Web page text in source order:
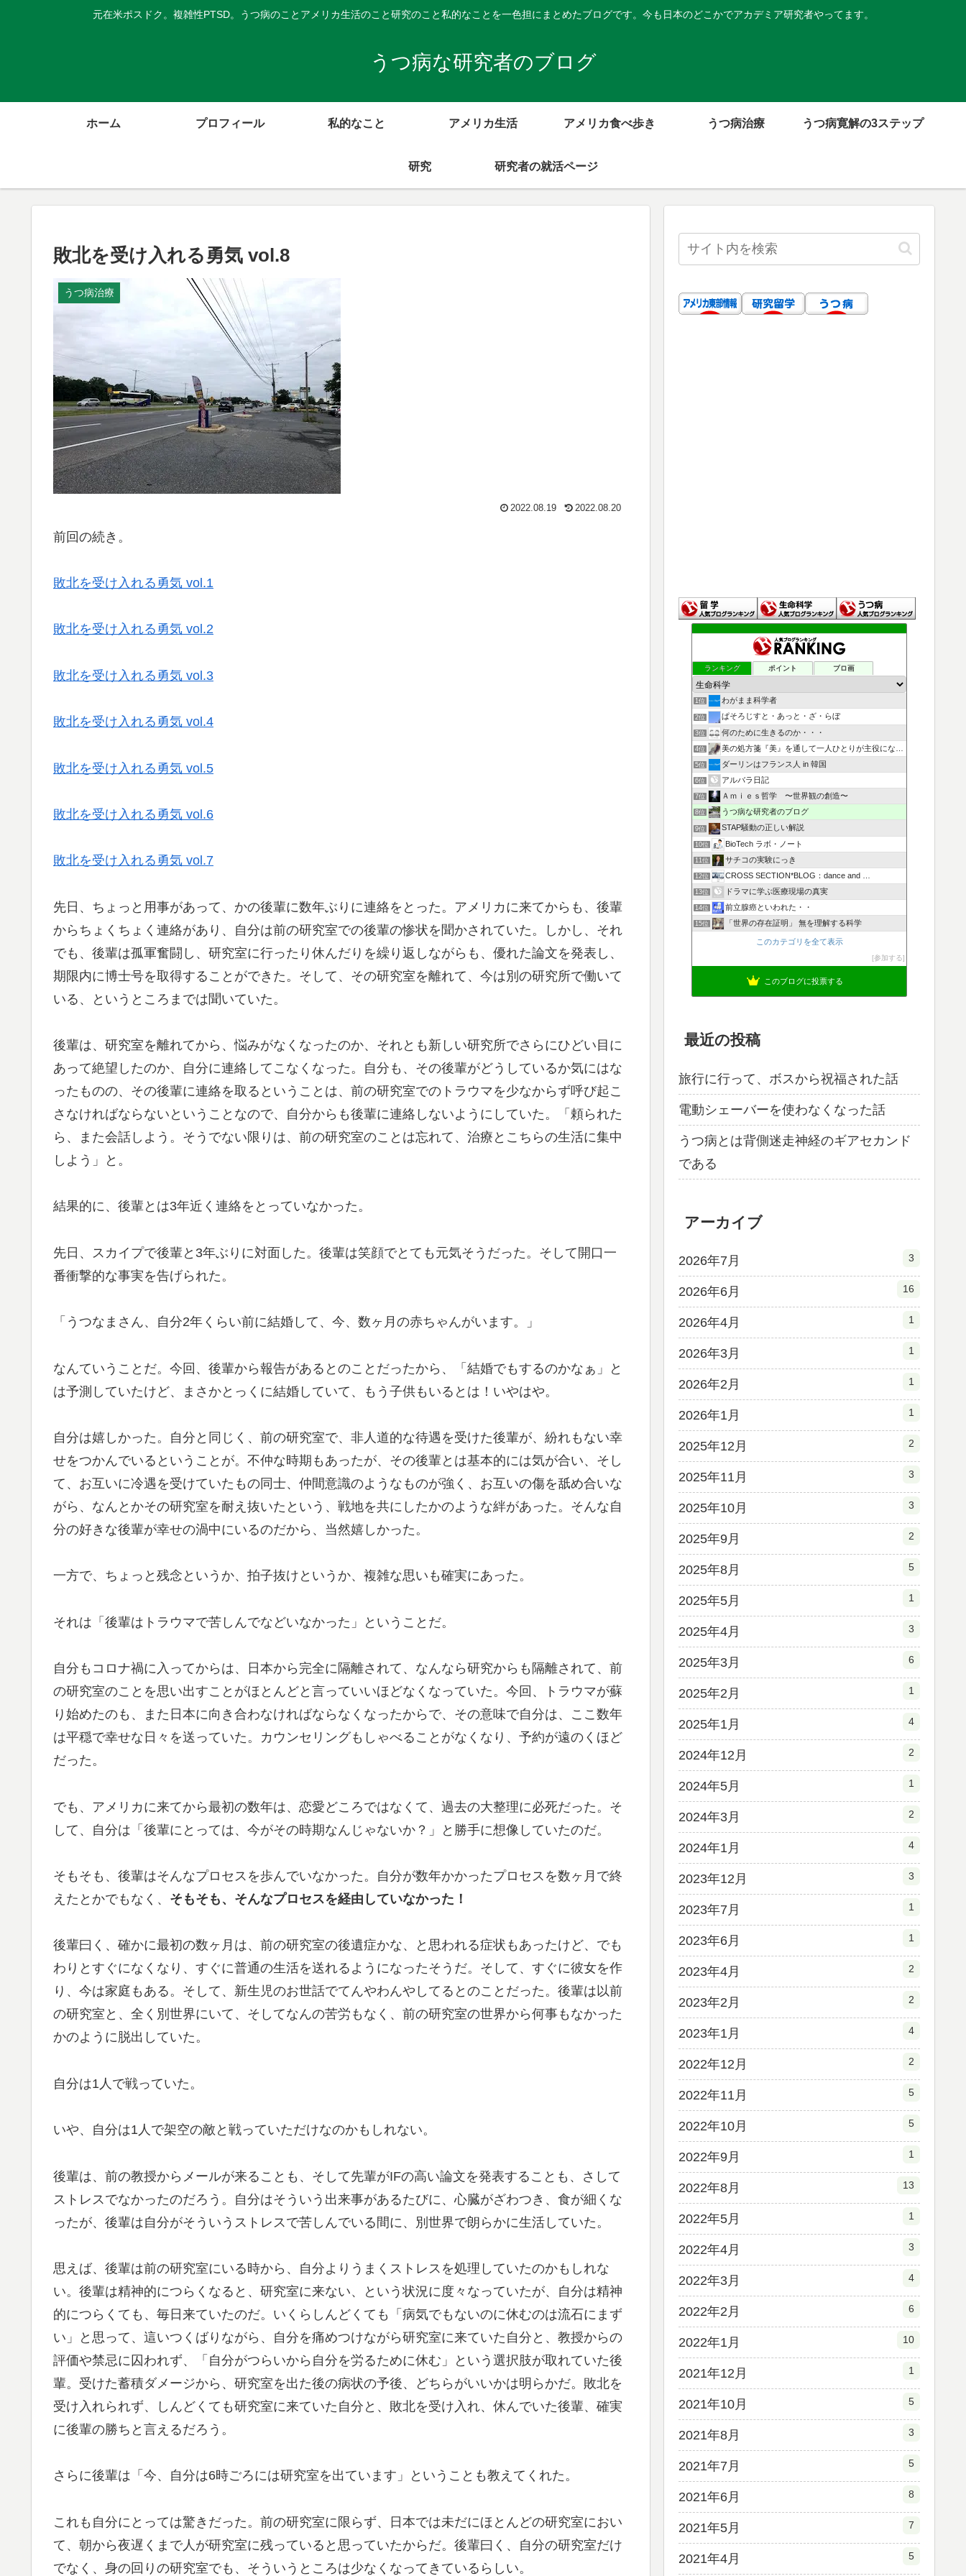
元在米ポスドク。複雑性PTSD。うつ病のことアメリカ生活のこと研究のこと私的なことを一色担にまとめたブログです。今も日本のどこかでアカデミア研究者やってます。
うつ病な研究者のブログ
ホーム プロフィール 私的なこと アメリカ生活 アメリカ食べ歩き うつ病治療 うつ病寛解の3ステップ
研究 研究者の就活ページ
敗北を受け入れる勇気 vol.8
うつ病治療
2022.08.19 2022.08.20
前回の続き。
敗北を受け入れる勇気 vol.1
敗北を受け入れる勇気 vol.2
敗北を受け入れる勇気 vol.3
敗北を受け入れる勇気 vol.4
敗北を受け入れる勇気 vol.5
敗北を受け入れる勇気 vol.6
敗北を受け入れる勇気 vol.7
先日、ちょっと用事があって、かの後輩に数年ぶりに連絡をとった。アメリカに来てからも、後輩
からちょくちょく連絡があり、自分は前の研究室での後輩の惨状を聞かされていた。しかし、それ
でも、後輩は孤軍奮闘し、研究室に行ったり休んだりを繰り返しながらも、優れた論文を発表し、
期限内に博士号を取得することができた。そして、その研究室を離れて、今は別の研究所で働いて
いる、というところまでは聞いていた。
後輩は、研究室を離れてから、悩みがなくなったのか、それとも新しい研究所でさらにひどい目に
あって絶望したのか、自分に連絡してこなくなった。自分も、その後輩がどうしているか気にはな
ったものの、その後輩に連絡を取るということは、前の研究室でのトラウマを少なからず呼び起こ
さなければならないということなので、自分からも後輩に連絡しないようにしていた。「頼られた
ら、また会話しよう。そうでない限りは、前の研究室のことは忘れて、治療とこちらの生活に集中
しよう」と。
結果的に、後輩とは3年近く連絡をとっていなかった。
先日、スカイプで後輩と3年ぶりに対面した。後輩は笑顔でとても元気そうだった。そして開口一
番衝撃的な事実を告げられた。
「うつなまさん、自分2年くらい前に結婚して、今、数ヶ月の赤ちゃんがいます。」
なんていうことだ。今回、後輩から報告があるとのことだったから、「結婚でもするのかなぁ」と
は予測していたけど、まさかとっくに結婚していて、もう子供もいるとは！いやはや。
自分は嬉しかった。自分と同じく、前の研究室で、非人道的な待遇を受けた後輩が、紛れもない幸
せをつかんでいるということが。不仲な時期もあったが、その後輩とは基本的には気が合い、そし
て、お互いに冷遇を受けていたもの同士、仲間意識のようなものが強く、お互いの傷を舐め合いな
がら、なんとかその研究室を耐え抜いたという、戦地を共にしたかのような絆があった。そんな自
分の好きな後輩が幸せの渦中にいるのだから、当然嬉しかった。
一方で、ちょっと残念というか、拍子抜けというか、複雑な思いも確実にあった。
それは「後輩はトラウマで苦しんでなどいなかった」ということだ。
自分もコロナ禍に入ってからは、日本から完全に隔離されて、なんなら研究からも隔離されて、前
の研究室のことを思い出すことがほとんどと言っていいほどなくなっていた。今回、トラウマが蘇
り始めたのも、また日本に向き合わなければならなくなったからで、その意味で自分は、ここ数年
は平穏で幸せな日々を送っていた。カウンセリングもしゃべることがなくなり、予約が遠のくほど
だった。
でも、アメリカに来てから最初の数年は、恋愛どころではなくて、過去の大整理に必死だった。そ
して、自分は「後輩にとっては、今がその時期なんじゃないか？」と勝手に想像していたのだ。
そもそも、後輩はそんなプロセスを歩んでいなかった。自分が数年かかったプロセスを数ヶ月で終
えたとかでもなく、 そもそも、そんなプロセスを経由していなかった！
後輩曰く、確かに最初の数ヶ月は、前の研究室の後遺症かな、と思われる症状もあったけど、でも
わりとすぐになくなり、すぐに普通の生活を送れるようになったそうだ。そして、すぐに彼女を作
り、今は家庭もある。そして、新生児のお世話でてんやわんやしてるとのことだった。後輩は以前
の研究室と、全く別世界にいて、そしてなんの苦労もなく、前の研究室の世界から何事もなかった
かのように脱出していた。
自分は1人で戦っていた。
いや、自分は1人で架空の敵と戦っていただけなのかもしれない。
後輩は、前の教授からメールが来ることも、そして先輩がIFの高い論文を発表することも、さして
ストレスでなかったのだろう。自分はそういう出来事があるたびに、心臓がざわつき、食が細くな
ったが、後輩は自分がそういうストレスで苦しんでいる間に、別世界で朗らかに生活していた。
思えば、後輩は前の研究室にいる時から、自分よりうまくストレスを処理していたのかもしれな
い。後輩は精神的につらくなると、研究室に来ない、という状況に度々なっていたが、自分は精神
的につらくても、毎日来ていたのだ。いくらしんどくても「病気でもないのに休むのは流石にまず
い」と思って、這いつくばりながら、自分を痛めつけながら研究室に来ていた自分と、教授からの
評価や禁忌に囚われず、「自分がつらいから自分を労るために休む」という選択肢が取れていた後
輩。受けた蓄積ダメージから、研究室を出た後の病状の予後、どちらがいいかは明らかだ。敗北を
受け入れられず、しんどくても研究室に来ていた自分と、敗北を受け入れ、休んでいた後輩、確実
に後輩の勝ちと言えるだろう。
さらに後輩は「今、自分は6時ごろには研究室を出ています」ということも教えてくれた。
これも自分にとっては驚きだった。前の研究室に限らず、日本では未だにほとんどの研究室におい
て、朝から夜遅くまで人が研究室に残っていると思っていたからだ。後輩曰く、自分の研究室だけ
でなく、身の回りの研究室でも、そういうところは少なくなってきているらしい。
ランキング ポイント ブロ画
1位 わがまま科学者
2位 ぱそろじすと・あっと・ざ・らぼ
3位 何のために生きるのか・・・
4位 美の処方箋『美』を通して一人ひとりが主役になる人生を叶える
5位 ダーリンはフランス人 in 韓国
6位 アルバラ日記
7位 Ａｍｉｅｓ哲学 〜世界観の創造〜
8位 うつ病な研究者のブログ
9位 STAP騒動の正しい解説
10位 BioTech ラボ・ノート
11位 サチコの実験にっき
12位 CROSS SECTION*BLOG：dance and …
13位 ドラマに学ぶ医療現場の真実
14位 前立腺癌といわれた・・
15位 「世界の存在証明」 無を理解する科学
このカテゴリを全て表示
参加する
このブログに投票する
最近の投稿
旅行に行って、ボスから祝福された話
電動シェーバーを使わなくなった話
うつ病とは背側迷走神経のギアセカンド
である
アーカイブ
2026年7月 3
2026年6月 16
2026年4月 1
2026年3月 1
2026年2月 1
2026年1月 1
2025年12月 2
2025年11月 3
2025年10月 3
2025年9月 2
2025年8月 5
2025年5月 1
2025年4月 3
2025年3月 6
2025年2月 1
2025年1月 4
2024年12月 2
2024年5月 1
2024年3月 2
2024年1月 4
2023年12月 3
2023年7月 1
2023年6月 1
2023年4月 2
2023年2月 2
2023年1月 4
2022年12月 2
2022年11月 5
2022年10月 5
2022年9月 1
2022年8月 13
2022年5月 1
2022年4月 3
2022年3月 4
2022年2月 6
2022年1月 10
2021年12月 1
2021年10月 5
2021年8月 3
2021年7月 5
2021年6月 8
2021年5月 7
2021年4月 5